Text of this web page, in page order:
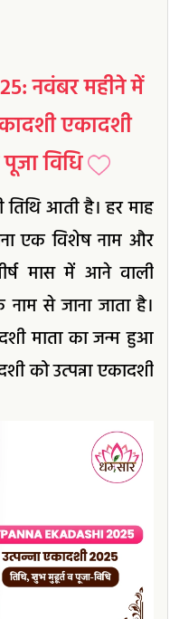
नवंबर महीने में
एकादशी
विधि
तिथि आती है। हर माह
एक विशेष नाम और
मास में आने वाली
से जाना जाता है।
माता का जन्म हुआ
को उत्पन्ना एकादशी